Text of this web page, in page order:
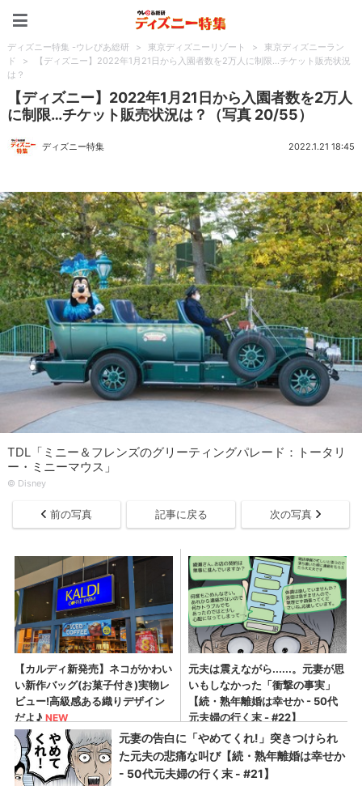
ディズニー特集 -ウレぴあ総研 > 東京ディズニーリゾート >
東京ディズニーラン
ド
>
【ディズニー】2022年1月21日から入園者数を2万人に制限…チケット販売状況
は？
【ディズニー】2022年1月21日から入園者数を2万人
に制限…チケット販売状況は？（写真 20/55）
ディズニー特集 2022.1.21 18:45
TDL「ミニー＆フレンズのグリーティングパレード：トータリ
ー・ミニーマウス」
©︎ Disney
前の写真 記事に戻る 次の写真